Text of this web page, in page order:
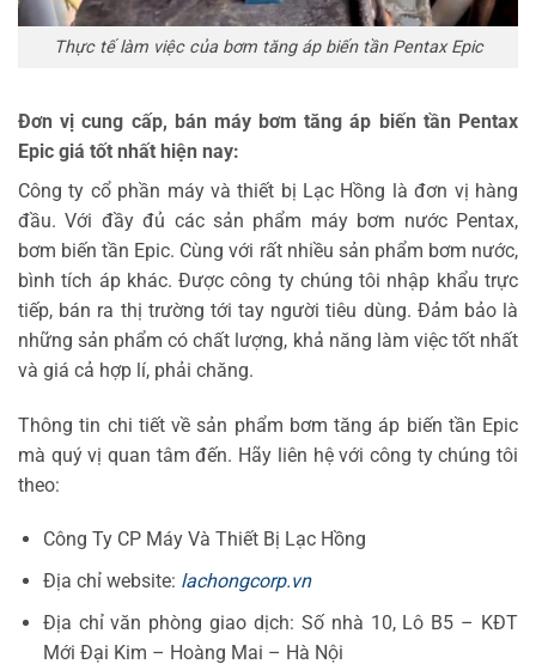
Thực tế làm việc của bơm tăng áp biến tần Pentax Epic
Đơn vị cung cấp, bán máy bơm tăng áp biến tần Pentax
Epic giá tốt nhất hiện nay:
Công ty cổ phần máy và thiết bị Lạc Hồng là đơn vị hàng
đầu. Với đầy đủ các sản phẩm máy bơm nước Pentax,
bơm biến tần Epic. Cùng với rất nhiều sản phẩm bơm nước,
bình tích áp khác. Được công ty chúng tôi nhập khẩu trực
tiếp, bán ra thị trường tới tay người tiêu dùng. Đảm bảo là
những sản phẩm có chất lượng, khả năng làm việc tốt nhất
và giá cả hợp lí, phải chăng.
Thông tin chi tiết về sản phẩm bơm tăng áp biến tần Epic
mà quý vị quan tâm đến. Hãy liên hệ với công ty chúng tôi
theo:
Công Ty CP Máy Và Thiết Bị Lạc Hồng
Địa chỉ website: lachongcorp.vn
Địa chỉ văn phòng giao dịch: Số nhà 10, Lô B5 – KĐT
Mới Đại Kim – Hoàng Mai – Hà Nội